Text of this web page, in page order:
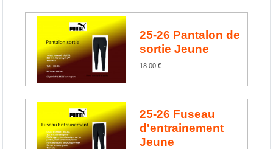
25-26 Pantalon de
sortie Jeune
18.00 €
25-26 Fuseau
d'entrainement
Jeune